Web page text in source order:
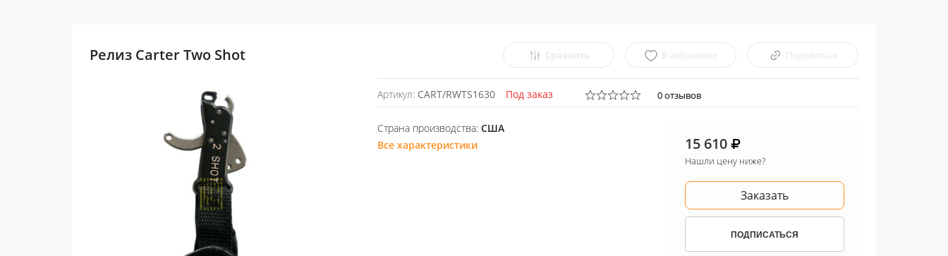
Релиз Carter Two Shot Сравнить В избранное Поделиться
Артикул: CART/RWTS1630 Под заказ 0 отзывов
Страна производства:США
Все характеристики
15 610
Нашли цену ниже?
Заказать
ПОДПИСАТЬСЯ